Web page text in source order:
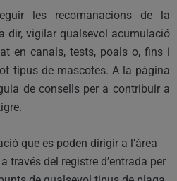
les recomanacions de la
dir, vigilar qualsevol acumulació
en canals, tests, poals o, fins i
tipus de mascotes. A la pàgina
de consells per a contribuir a
que es poden dirigir a l’àrea
través del registre d’entrada per